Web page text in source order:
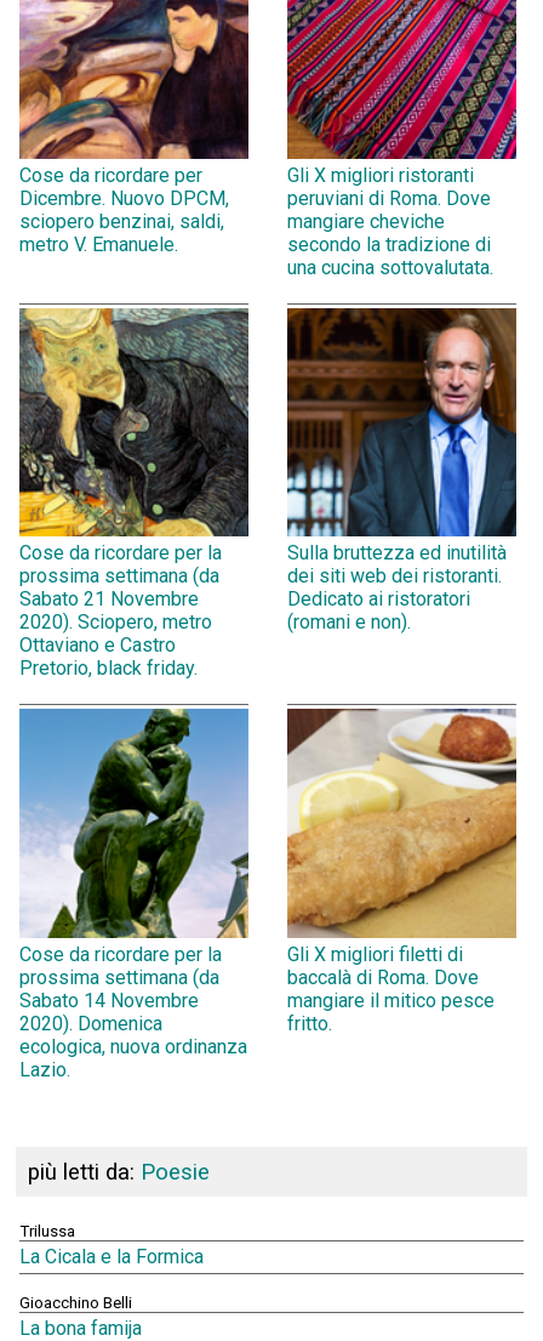
Cose da ricordare per
Dicembre. Nuovo DPCM,
sciopero benzinai, saldi,
metro V. Emanuele.
Gli X migliori ristoranti
peruviani di Roma. Dove
mangiare cheviche
secondo la tradizione di
una cucina sottovalutata.
Cose da ricordare per la
prossima settimana (da
Sabato 21 Novembre
2020). Sciopero, metro
Ottaviano e Castro
Pretorio, black friday.
Sulla bruttezza ed inutilità
dei siti web dei ristoranti.
Dedicato ai ristoratori
(romani e non).
Cose da ricordare per la
prossima settimana (da
Sabato 14 Novembre
2020). Domenica
ecologica, nuova ordinanza
Lazio.
Gli X migliori filetti di
baccalà di Roma. Dove
mangiare il mitico pesce
fritto.
più letti da: Poesie
Trilussa
La Cicala e la Formica
Gioacchino Belli
La bona famija